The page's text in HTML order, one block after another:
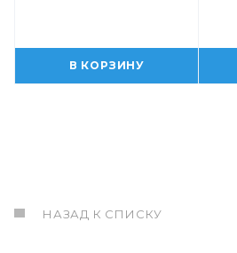
В КОРЗИНУ
НАЗАД К СПИСКУ